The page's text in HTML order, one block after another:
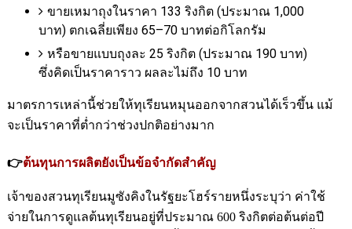
ขายเหมาถุงในราคา 133 ริงกิต (ประมาณ 1,000
บาท) ตกเฉลี่ยเพียง 65–70 บาทต่อกิโลกรัม
หรือขายแบบถุงละ 25 ริงกิต (ประมาณ 190 บาท)
ซึ่งคิดเป็นราคาราว ผลละไม่ถึง 10 บาท
มาตรการเหล่านี้ช่วยให้ทุเรียนหมุนออกจากสวนได้เร็วขึ้น แม้
จะเป็นราคาที่ต่ำกว่าช่วงปกติอย่างมาก
👉ต้นทุนการผลิตยังเป็นข้อจำกัดสำคัญ
เจ้าของสวนทุเรียนมูซังคิงในรัฐยะโฮร์รายหนึ่งระบุว่า ค่าใช้
จ่ายในการดูแลต้นทุเรียนอยู่ที่ประมาณ 600 ริงกิตต่อต้นต่อปี